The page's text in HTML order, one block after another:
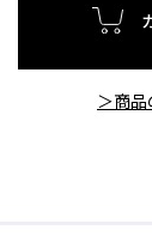
＞商